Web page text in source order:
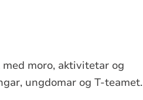
moro, aktivitetar og
ungdomar og T-teamet.